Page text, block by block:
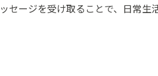
セージを受け取ることで、日常生